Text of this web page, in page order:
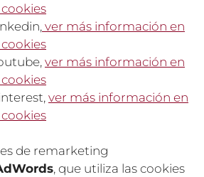
ver más información en
ver más información en
ver más información en
de remarketing
, que utiliza las cookies